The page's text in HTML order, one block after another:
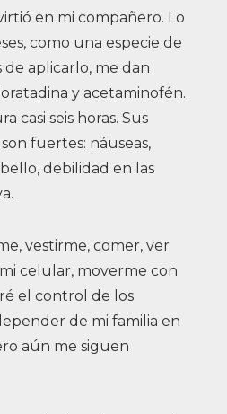
en mi compañero. Lo
como una especie de
aplicarlo, me dan
y acetaminofén.
casi seis horas. Sus
fuertes: náuseas,
debilidad en las
vestirme, comer, ver
celular, moverme con
el control de los
de mi familia en
aún me siguen